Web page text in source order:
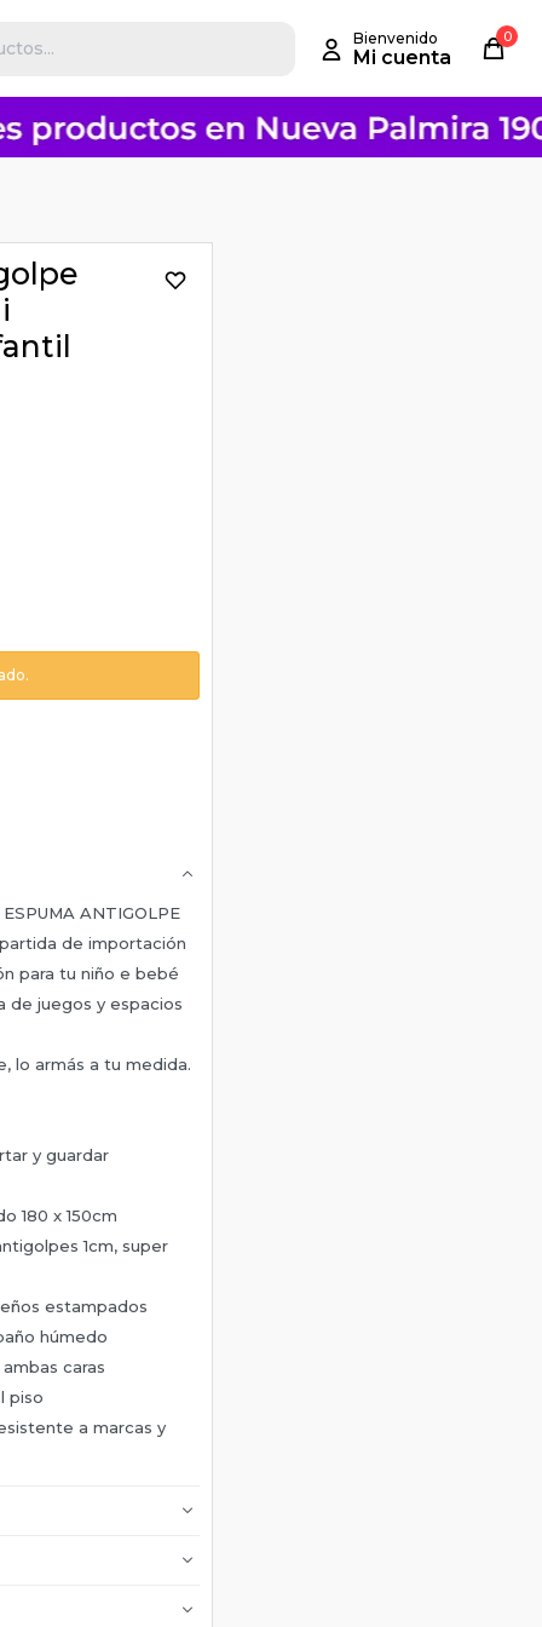
0
ANTIGOLPE
de importación
para tu niño e bebé
de juegos y espacios
lo armás a tu medida.
y guardar
180 x 150cm
1cm, super
estampados
húmedo
caras
piso
a marcas y